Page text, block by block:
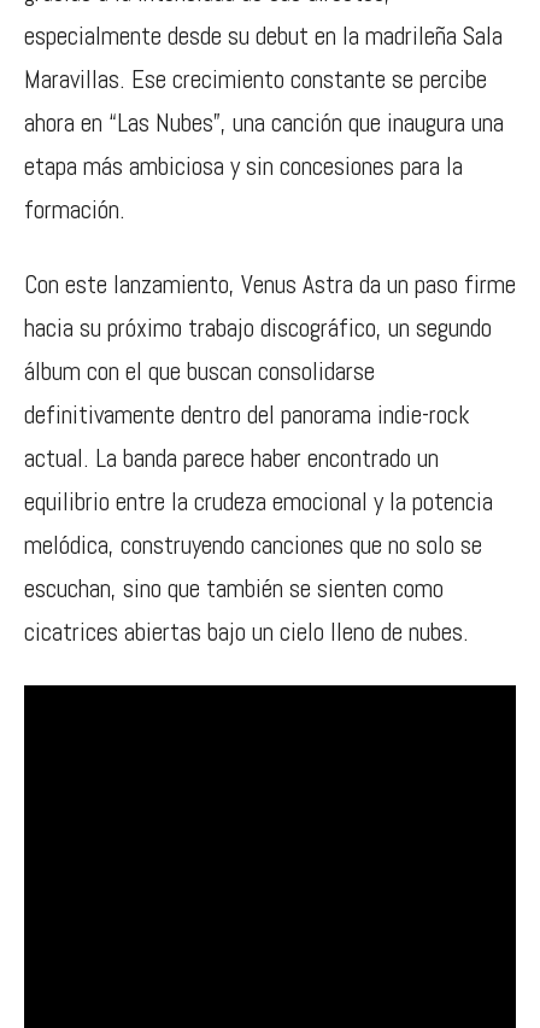
especialmente desde su debut en la madrileña Sala
Maravillas. Ese crecimiento constante se percibe
ahora en “Las Nubes”, una canción que inaugura una
etapa más ambiciosa y sin concesiones para la
formación.
Con este lanzamiento, Venus Astra da un paso firme
hacia su próximo trabajo discográfico, un segundo
álbum con el que buscan consolidarse
definitivamente dentro del panorama indie-rock
actual. La banda parece haber encontrado un
equilibrio entre la crudeza emocional y la potencia
melódica, construyendo canciones que no solo se
escuchan, sino que también se sienten como
cicatrices abiertas bajo un cielo lleno de nubes.